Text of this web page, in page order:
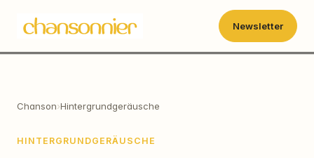
Newsletter
Chanson›Hintergrundgeräusche
HINTERGRUNDGERÄUSCHE